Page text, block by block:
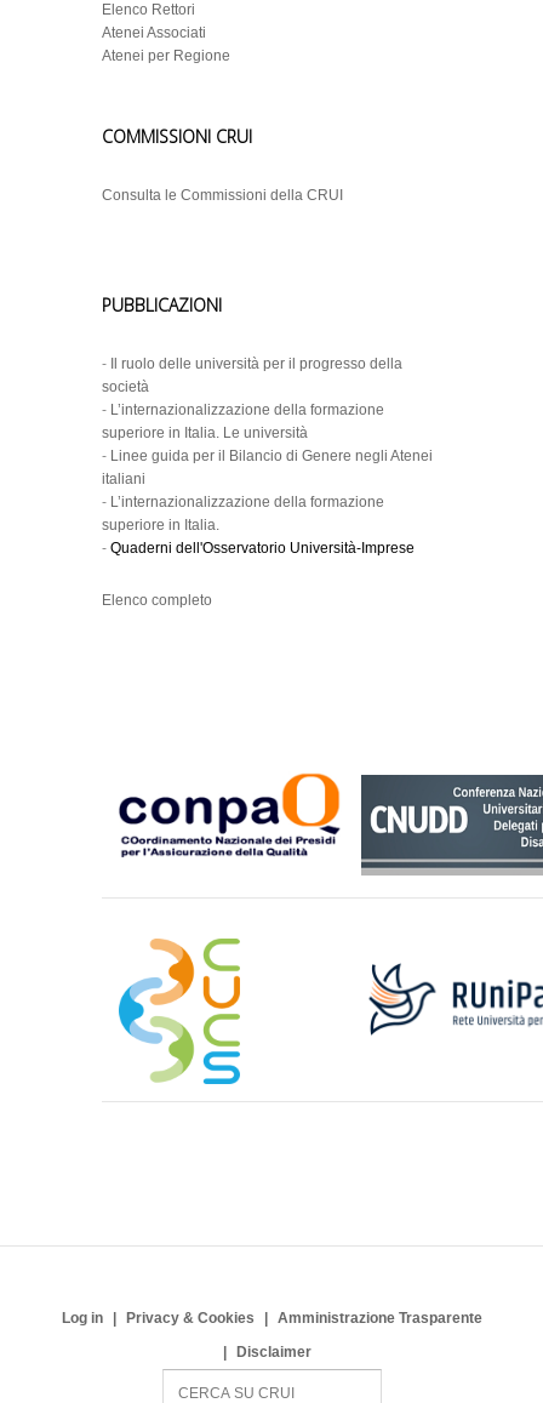
Elenco Rettori
Atenei Associati
Atenei per Regione
COMMISSIONI CRUI
Consulta le Commissioni della CRUI
PUBBLICAZIONI
-
Il ruolo delle università per il progresso della
società
- L’internazionalizzazione della formazione
superiore in Italia. Le università
- Linee guida per il Bilancio di Genere negli Atenei
italiani
- L’internazionalizzazione della formazione
superiore in Italia.
- Quaderni dell'Osservatorio Università-Imprese
Elenco completo
Log in Privacy & Cookies
Amministrazione Trasparente
Disclaimer